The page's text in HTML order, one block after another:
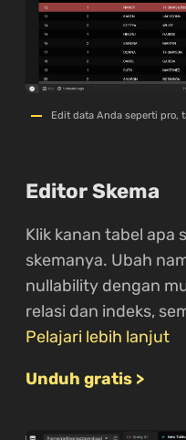
Edit data Anda seperti pro,
Editor Skema
Klik kanan tabel apa
skemanya. Ubah
nullability dengan
relasi dan indeks,
Pelajari lebih lanjut
Unduh gratis >